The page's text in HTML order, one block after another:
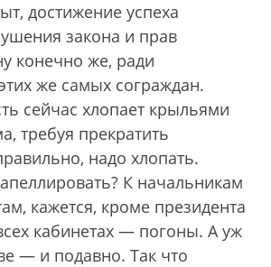
достижение успеха
закона и прав
конечно же, ради
же самых сограждан.
сейчас хлопает крыльями
требуя прекратить
надо хлопать.
К начальникам
кажется, кроме президента
кабинетах — погоны. А уж
— и подавно. Так что